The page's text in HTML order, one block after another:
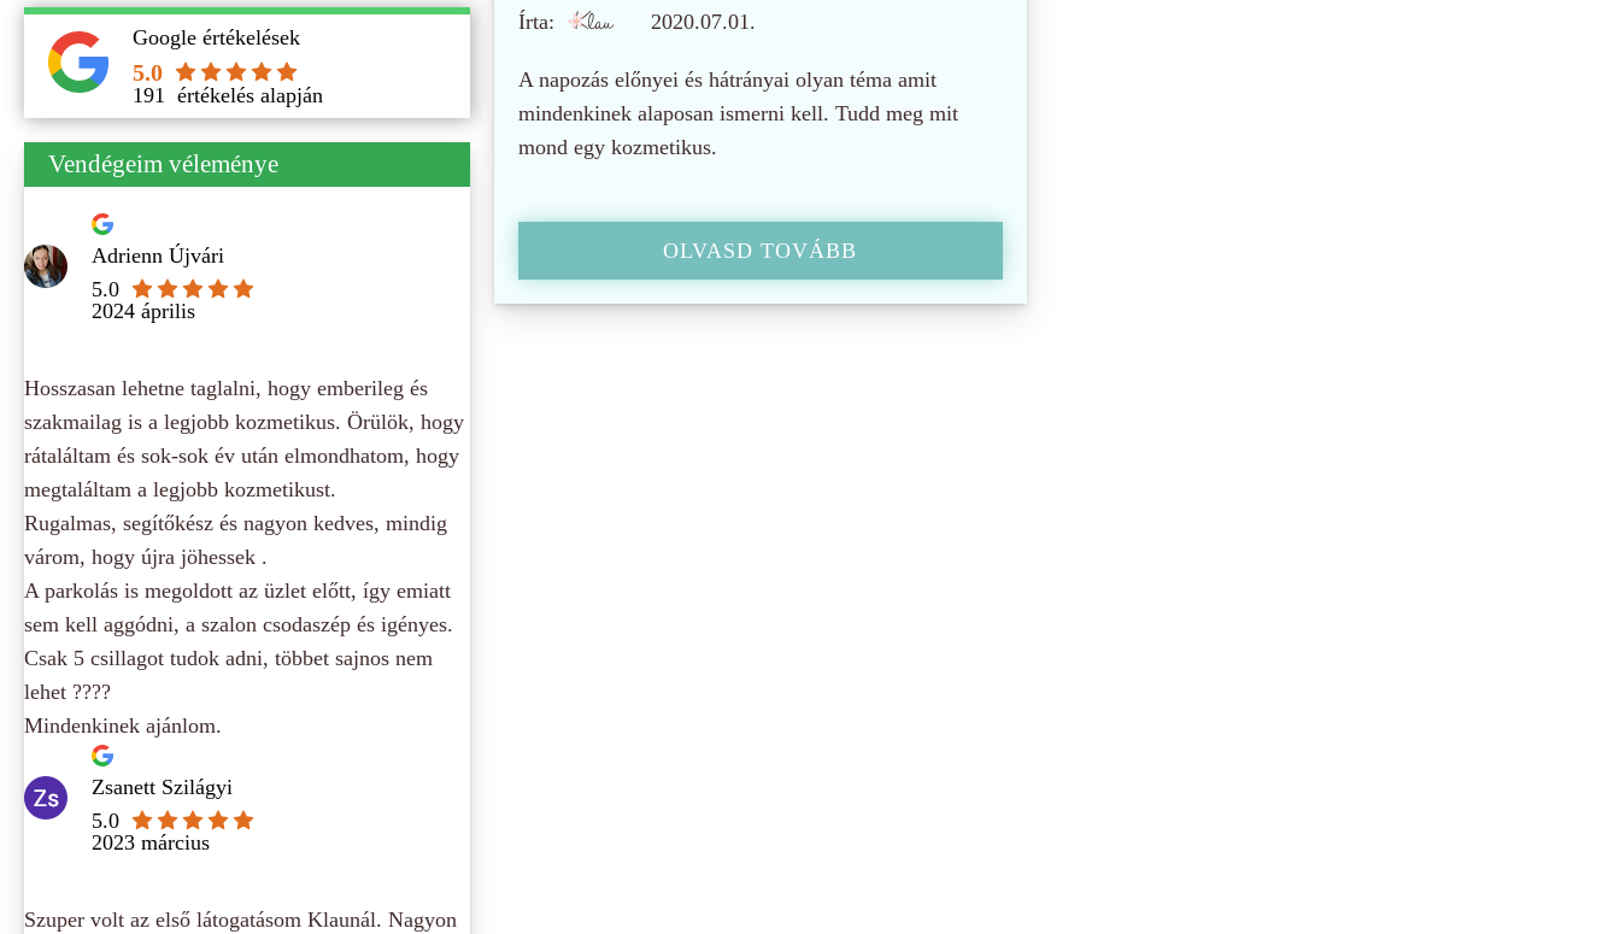
Google értékelések
5.0
191 értékelés alapján
Vendégeim véleménye
Adrienn Újvári
5.0
2024 április
Hosszasan lehetne taglalni, hogy emberileg és
szakmailag is a legjobb kozmetikus. Örülök, hogy
rátaláltam és sok-sok év után elmondhatom, hogy
megtaláltam a legjobb kozmetikust.
Rugalmas, segítőkész és nagyon kedves, mindig
várom, hogy újra jöhessek .
A parkolás is megoldott az üzlet előtt, így emiatt
sem kell aggódni, a szalon csodaszép és igényes.
Csak 5 csillagot tudok adni, többet sajnos nem
lehet ????
Mindenkinek ajánlom.
Zsanett Szilágyi
5.0
2023 március
Szuper volt az első látogatásom Klaunál. Nagyon
Írta: 2020.07.01.
A napozás előnyei és hátrányai olyan téma amit
mindenkinek alaposan ismerni kell. Tudd meg mit
mond egy kozmetikus.
OLVASD TOVÁBB